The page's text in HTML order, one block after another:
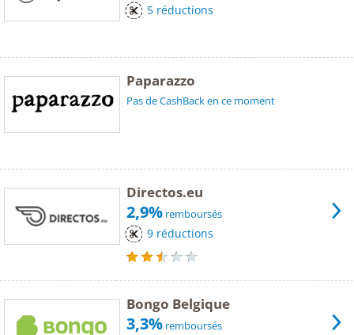
5 réductions
Paparazzo
Pas de CashBack en ce moment
Directos.eu
2,9% remboursés
9 réductions
Bongo Belgique
3,3% remboursés